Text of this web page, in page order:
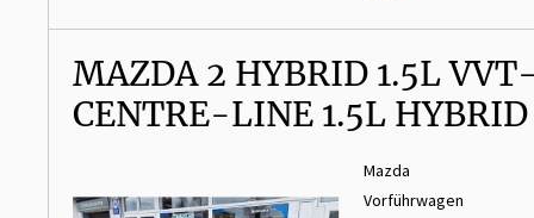
MAZDA 2 HYBRID 1.5L
CENTRE-LINE 1.5L
Mazda
Vorführwagen